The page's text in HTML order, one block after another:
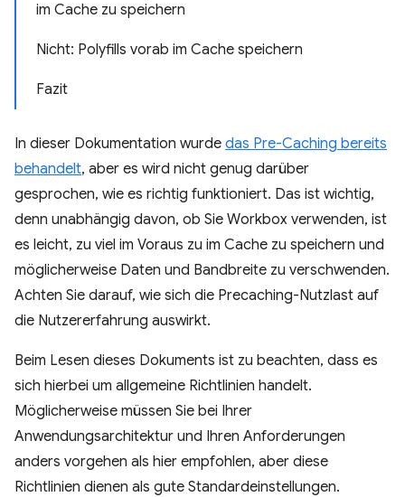
im Cache zu speichern
Nicht: Polyfills vorab im Cache speichern
Fazit
In dieser Dokumentation wurde das Pre-Caching bereits
behandelt, aber es wird nicht genug darüber
gesprochen, wie es richtig funktioniert. Das ist wichtig,
denn unabhängig davon, ob Sie Workbox verwenden, ist
es leicht, zu viel im Voraus zu im Cache zu speichern und
möglicherweise Daten und Bandbreite zu verschwenden.
Achten Sie darauf, wie sich die Precaching-Nutzlast auf
die Nutzererfahrung auswirkt.
Beim Lesen dieses Dokuments ist zu beachten, dass es
sich hierbei um allgemeine Richtlinien handelt.
Möglicherweise müssen Sie bei Ihrer
Anwendungsarchitektur und Ihren Anforderungen
anders vorgehen als hier empfohlen, aber diese
Richtlinien dienen als gute Standardeinstellungen.